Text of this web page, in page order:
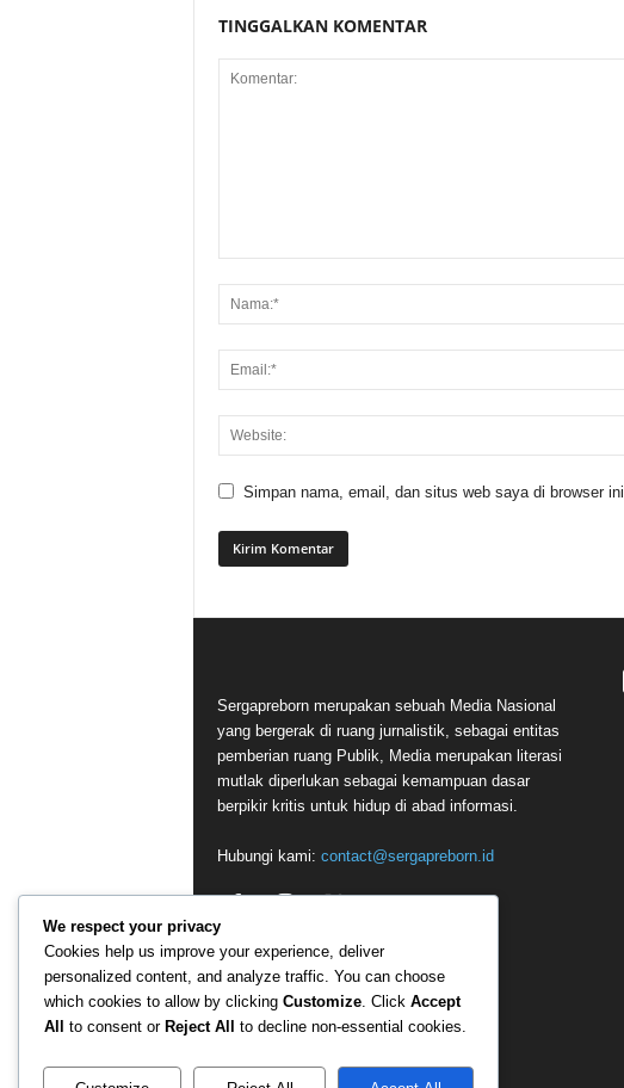
TINGGALKAN KOMENTAR
Simpan nama, email, dan situs web saya di browser
Sergapreborn merupakan sebuah Media Nasional
yang bergerak di ruang jurnalistik, sebagai entitas
pemberian ruang Publik, Media merupakan literasi
mutlak diperlukan sebagai kemampuan dasar
berpikir kritis untuk hidup di abad informasi.
Hubungi kami: contact@sergapreborn.id
We respect your privacy
Cookies help us improve your experience, deliver
personalized content, and analyze traffic. You can choose
which cookies to allow by clicking Customize. Click Accept
All
to consent or Reject All to decline non-essential cookies.